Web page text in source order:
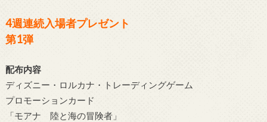
4週連続入場者プレゼント
第1弾
配布内容
ディズニー・ロルカナ・トレーディングゲーム
プロモーションカード
「モアナ 陸と海の冒険者」